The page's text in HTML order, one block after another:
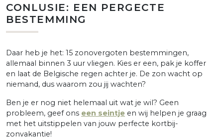
CONLUSIE: EEN PERGECTE
BESTEMMING
Daar heb je het: 15 zonovergoten bestemmingen,
allemaal binnen 3 uur vliegen. Kies er een, pak je koffer
en laat de Belgische regen achter je. De zon wacht op
niemand, dus waarom zou jij wachten?
Ben je er nog niet helemaal uit wat je wil? Geen
probleem, geef ons een seintje en wij helpen je graag
met het uitstippelen van jouw perfecte kortbij-
zonvakantie!